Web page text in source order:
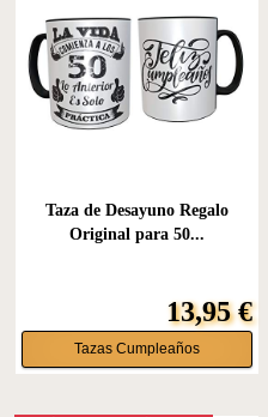
Taza de Desayuno Regalo
Original para 50...
13,95 €
Tazas Cumpleaños